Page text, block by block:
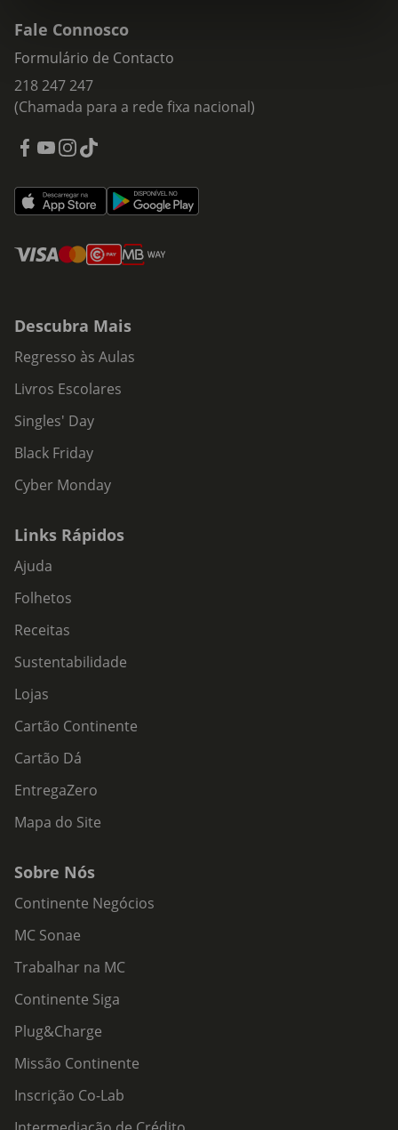
Fale Connosco
Formulário de Contacto
218 247 247
(Chamada para a rede fixa nacional)
Descubra Mais
Regresso às Aulas
Livros Escolares
Singles' Day
Black Friday
Cyber Monday
Links Rápidos
Ajuda
Folhetos
Receitas
Sustentabilidade
Lojas
Cartão Continente
Cartão Dá
EntregaZero
Mapa do Site
Sobre Nós
Continente Negócios
MC Sonae
Trabalhar na MC
Continente Siga
Plug&Charge
Missão Continente
Inscrição Co-Lab